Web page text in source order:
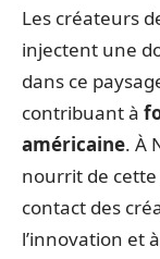
Les créateurs
injectent une
dans ce
contribuant à
américaine. À
nourrit de cette
contact des
l’innovation et